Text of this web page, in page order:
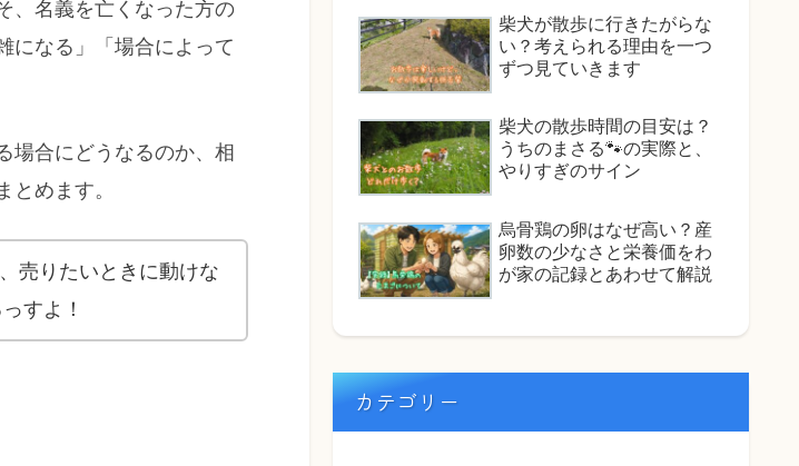
、名義を亡くなった方の
になる」「場合によって
場合にどうなるのか、相
めます。
売りたいときに動けな
すよ！
柴犬が散歩に行きたがらな
い？考えられる理由を一つ
ずつ見ていきます
柴犬の散歩時間の目安は？
うちのまさる🐾の実際と、
やりすぎのサイン
烏骨鶏の卵はなぜ高い？産
卵数の少なさと栄養価をわ
が家の記録とあわせて解説
カテゴリー